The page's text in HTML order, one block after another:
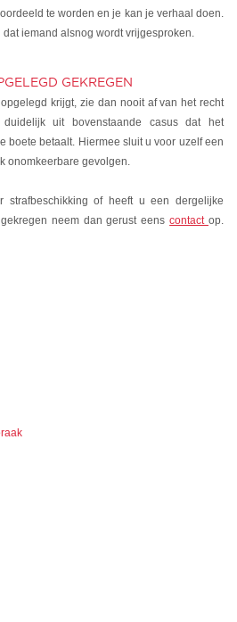
te worden en je kan je verhaal doen.
dat iemand alsnog wordt vrijgesproken.
GEKREGEN
krijgt, zie dan nooit af van het recht
uit bovenstaande casus dat het
boete betaalt. Hiermee sluit u voor uzelf een
onomkeerbare gevolgen.
strafbeschikking of heeft u een dergelijke
neem dan gerust eenscontact op.